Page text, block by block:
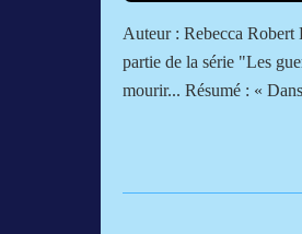
Auteur : Rebecca
partie de la série "Les
mourir... Résumé : «